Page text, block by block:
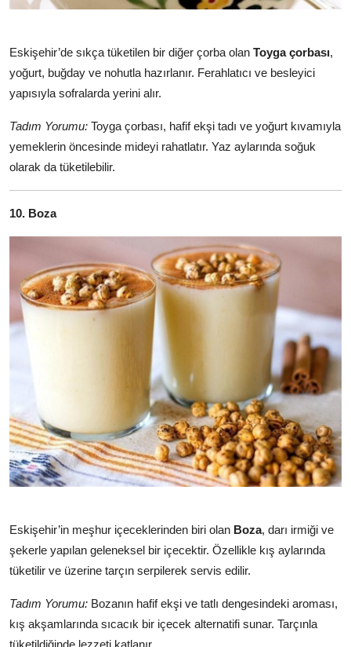
Eskişehir’de sıkça tüketilen bir diğer çorba olan Toyga çorbası,
yoğurt, buğday ve nohutla hazırlanır. Ferahlatıcı ve besleyici
yapısıyla sofralarda yerini alır.
Tadım Yorumu: Toyga çorbası, hafif ekşi tadı ve yoğurt kıvamıyla
yemeklerin öncesinde mideyi rahatlatır. Yaz aylarında soğuk
olarak da tüketilebilir.
10. Boza
Eskişehir’in meşhur içeceklerinden biri olan Boza, darı irmiği ve
şekerle yapılan geleneksel bir içecektir. Özellikle kış aylarında
tüketilir ve üzerine tarçın serpilerek servis edilir.
Tadım Yorumu: Bozanın hafif ekşi ve tatlı dengesindeki aroması,
kış akşamlarında sıcacık bir içecek alternatifi sunar. Tarçınla
tüketildiğinde lezzeti katlanır.